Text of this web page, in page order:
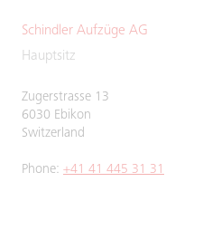
Schindler Aufzüge AG
Hauptsitz
Zugerstrasse 13
6030 Ebikon
Switzerland
Phone: +41 41 445 31 31